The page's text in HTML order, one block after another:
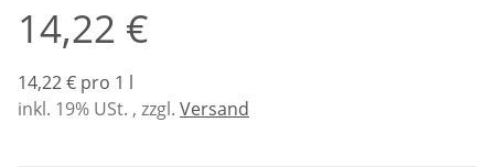
14,22 €
14,22 € pro 1 l
inkl. 19% USt. , zzgl. Versand